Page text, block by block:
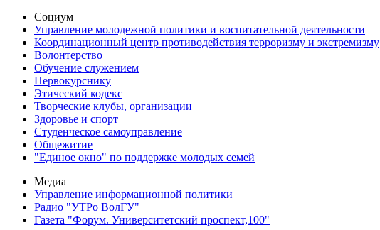
Социум
Управление молодежной политики и воспитательной деятельности
Координационный центр противодействия терроризму и экстремизму
Волонтерство
Обучение служением
Первокурснику
Этический кодекс
Творческие клубы, организации
Здоровье и спорт
Студенческое самоуправление
Общежитие
"Единое окно" по поддержке молодых семей
Медиа
Управление информационной политики
Радио "УТРо ВолГУ"
Газета "Форум. Университетский проспект,100"